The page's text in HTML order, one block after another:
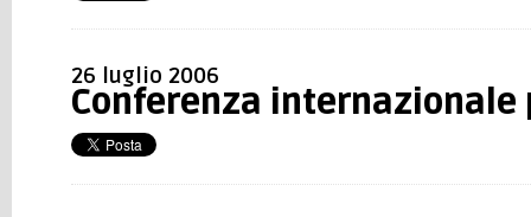
26 luglio 2006
Conferenza internazionale